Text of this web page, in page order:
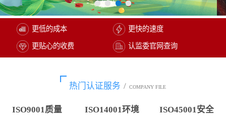
更低的成本 更快的速度
更贴心的收费 认监委官网查询
热门认证服务 / COMPANY FILE
ISO9001质量 ISO14001环境 ISO45001安全